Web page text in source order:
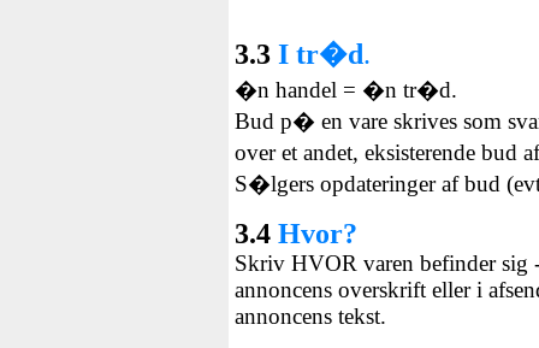
3.3 I tr�d.
�n handel = �n tr�d.
Bud p� en vare skrives som
over et andet, eksisterende
S�lgers opdateringer af bud
3.4 Hvor?
Skriv HVOR varen befinder sig
annoncens overskrift eller i
annoncens tekst.